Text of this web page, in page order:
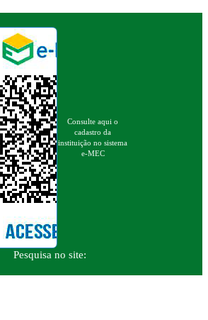
Consulte aqui o
cadastro da
instituição no sistema
e-MEC
Pesquisa no site: